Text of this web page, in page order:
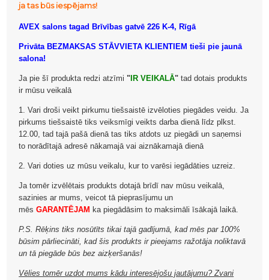
ja tas būs iespējams!
AVEX salons tagad Brīvības gatvē 226 K-4, Rīgā
Privāta BEZMAKSAS STĀVVIETA KLIENTIEM tieši pie jaunā
salona!
Ja pie šī produkta redzi atzīmi " IR VEIKALĀ" tad dotais produkts
ir mūsu veikalā
1. Vari droši veikt pirkumu tiešsaistē izvēloties piegādes veidu. Ja
pirkums tiešsaistē tiks veiksmīgi veikts darba dienā līdz plkst.
12.00, tad tajā pašā dienā tas tiks atdots uz piegādi un saņemsi
to norādītajā adresē nākamajā vai aiznākamajā dienā
2. Vari doties uz mūsu veikalu, kur to varēsi iegādāties uzreiz.
Ja tomēr izvēlētais produkts dotajā brīdī nav mūsu veikalā,
sazinies ar mums, veicot tā pieprasījumu un
mēsGARANTĒJAM ka piegādāsim to maksimāli īsākajā laikā.
P.S. Rēķins tiks nosūtīts tikai tajā gadījumā, kad mēs par 100%
būsim pārliecināti, kad šis produkts ir pieejams ražotāja noliktavā
un tā piegāde būs bez aizķeršanās!
Vēlies tomēr uzdot mums kādu interesējošu jautājumu? Zvani